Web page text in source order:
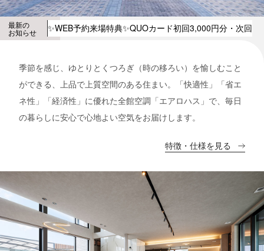
最新の
お知らせ ✨WEB予約来場特典✨QUOカード初回3,000円分・次回
季節を感じ、ゆとりとくつろぎ（時の移ろい）を愉しむこと
ができる、上品で上質空間のある住まい。「快適性」「省エ
ネ性」「経済性」に優れた全館空調「エアロハス」で、毎日
の暮らしに安心で心地よい空気をお届けします。
特徴・仕様を見る